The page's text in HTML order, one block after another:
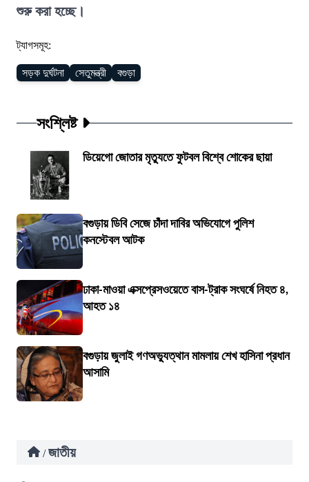
শুরু করা হচ্ছে।
ট্যাগসমূহ:
সড়ক দুর্ঘটনা সেতুমন্ত্রী বগুড়া
সংশ্লিষ্ট
ডিয়েগো জোতার মৃত্যুতে ফুটবল বিশ্বে শোকের ছায়া
বগুড়ায় ডিবি সেজে চাঁদা দাবির অভিযোগে পুলিশ
কনস্টেবল আটক
ঢাকা-মাওয়া এক্সপ্রেসওয়েতে বাস-ট্রাক সংঘর্ষে নিহত ৪,
আহত ১৪
বগুড়ায় জুলাই গণঅভ্যুত্থান মামলায় শেখ হাসিনা প্রধান
আসামি
/ জাতীয়